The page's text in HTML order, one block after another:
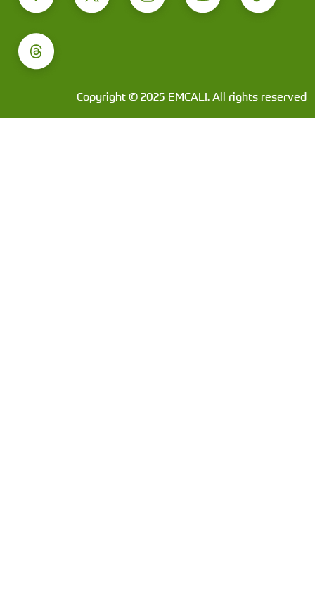
Copyright © 2025 EMCALI. All rights reserved